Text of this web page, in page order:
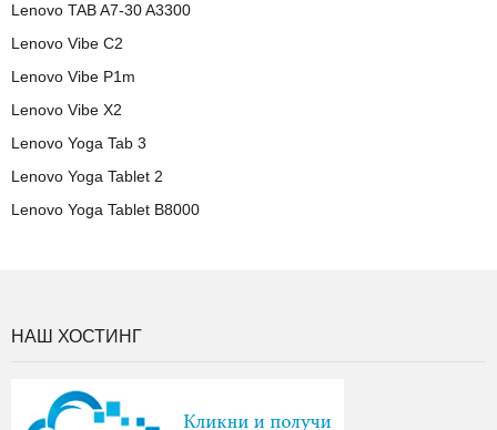
Lenovo TAB A7-30 A3300
Lenovo Vibe C2
Lenovo Vibe P1m
Lenovo Vibe X2
Lenovo Yoga Tab 3
Lenovo Yoga Tablet 2
Lenovo Yoga Tablet B8000
НАШ ХОСТИНГ